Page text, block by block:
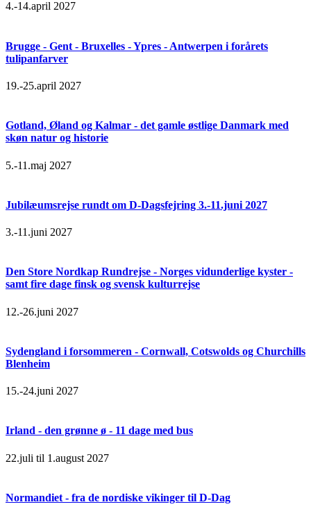
4.-14.april 2027
Brugge - Gent - Bruxelles - Ypres - Antwerpen i forårets
tulipanfarver
19.-25.april 2027
Gotland, Øland og Kalmar - det gamle østlige Danmark med
skøn natur og historie
5.-11.maj 2027
Jubilæumsrejse rundt om D-Dagsfejring 3.-11.juni 2027
3.-11.juni 2027
Den Store Nordkap Rundrejse - Norges vidunderlige kyster -
samt fire dage finsk og svensk kulturrejse
12.-26.juni 2027
Sydengland i forsommeren - Cornwall, Cotswolds og Churchills
Blenheim
15.-24.juni 2027
Irland - den grønne ø - 11 dage med bus
22.juli til 1.august 2027
Normandiet - fra de nordiske vikinger til D-Dag